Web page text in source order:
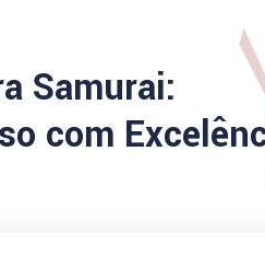
Samurai:
com